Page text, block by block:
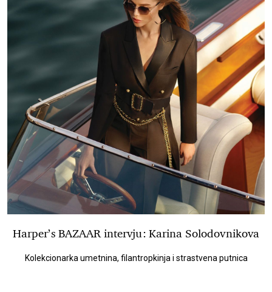
Harper’s BAZAAR intervju: Karina Solodovnikova
Kolekcionarka umetnina, filantropkinja i strastvena putnica